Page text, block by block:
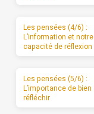
Les pensées (4/6) :
L’information et notre
capacité de réflexion
Les pensées (5/6) :
L’importance de bien
réfléchir